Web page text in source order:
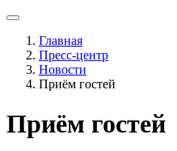
Главная
Пресс-центр
Новости
Приём гостей
Приём гостей